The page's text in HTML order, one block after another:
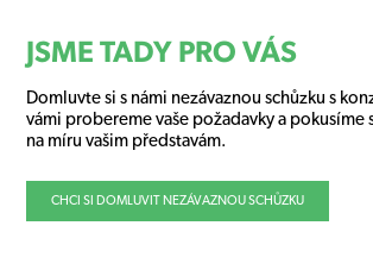
JSME TADY PRO VÁS
Domluvte si s námi nezávaznou schůzku s
vámi probereme vaše požadavky a pokusíme
na míru vašim představám.
CHCI SI DOMLUVIT NEZÁVAZNOU SCHŮZKU